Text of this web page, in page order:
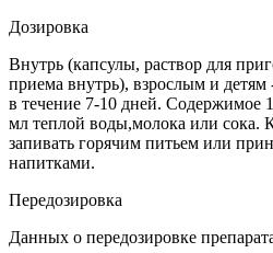
Дозировка
Внутрь (капсулы, раствор для
приема внутрь), взрослым и детям
в течение 7-10 дней. Содержимое
мл теплой воды,молока или сока.
запивать горячим питьем или
напитками.
Передозировка
Данных о передозировке